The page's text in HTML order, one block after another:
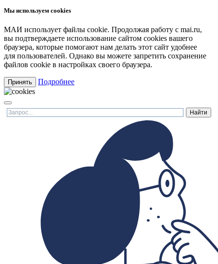
Мы используем cookies
МАИ использует файлы cookie. Продолжая работу с mai.ru,
вы подтверждаете использование сайтом cookies вашего
браузера, которые помогают нам делать этот сайт удобнее
для пользователей. Однако вы можете запретить сохранение
файлов cookie в настройках своего браузера.
Принять Подробнее